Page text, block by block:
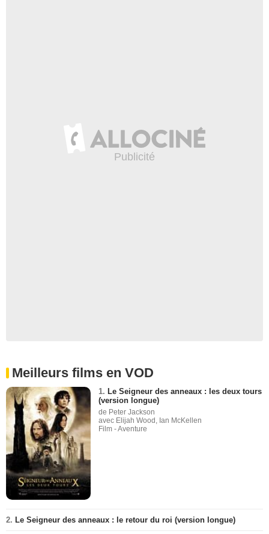
Meilleurs films en VOD
1. Le Seigneur des anneaux : les deux tours
(version longue)
de Peter Jackson
avec Elijah Wood, Ian McKellen
Film - Aventure
2. Le Seigneur des anneaux : le retour du roi (version longue)